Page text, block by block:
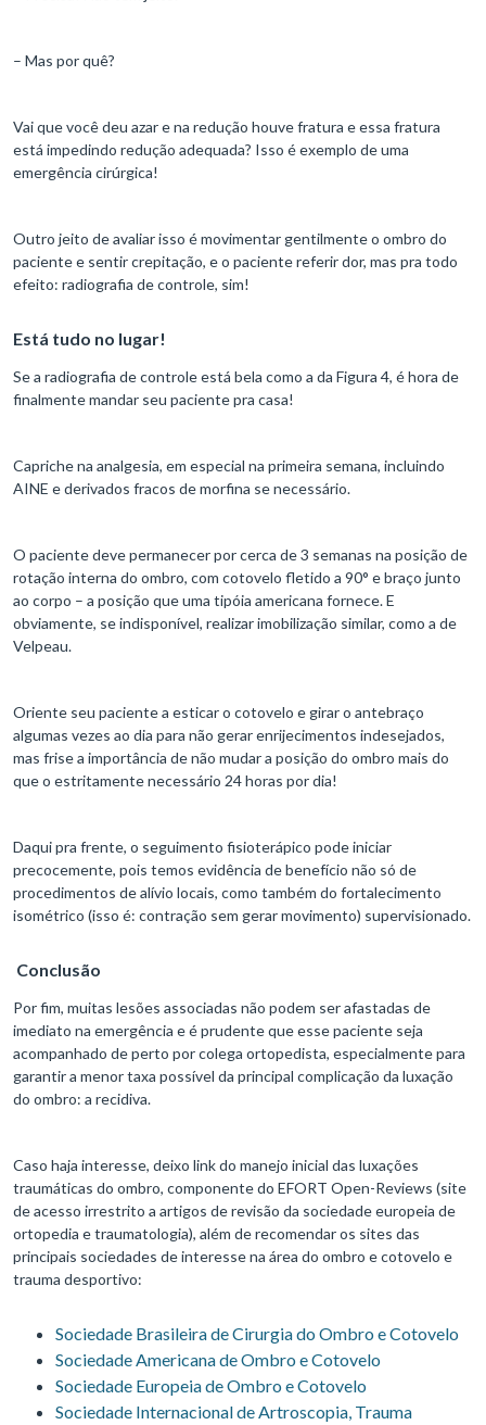
– Mas por quê?
Vai que você deu azar e na redução houve fratura e essa fratura
está impedindo redução adequada? Isso é exemplo de uma
emergência cirúrgica!
Outro jeito de avaliar isso é movimentar gentilmente o ombro do
paciente e sentir crepitação, e o paciente referir dor, mas pra todo
efeito: radiografia de controle, sim!
Está tudo no lugar!
Se a radiografia de controle está bela como a da Figura 4, é hora de
finalmente mandar seu paciente pra casa!
Capriche na analgesia, em especial na primeira semana, incluindo
AINE e derivados fracos de morfina se necessário.
O paciente deve permanecer por cerca de 3 semanas na posição de
rotação interna do ombro, com cotovelo fletido a 90° e braço junto
ao corpo – a posição que uma tipóia americana fornece. E
obviamente, se indisponível, realizar imobilização similar, como a de
Velpeau.
Oriente seu paciente a esticar o cotovelo e girar o antebraço
algumas vezes ao dia para não gerar enrijecimentos indesejados,
mas frise a importância de não mudar a posição do ombro mais do
que o estritamente necessário 24 horas por dia!
Daqui pra frente, o seguimento fisioterápico pode iniciar
precocemente, pois temos evidência de benefício não só de
procedimentos de alívio locais, como também do fortalecimento
isométrico (isso é: contração sem gerar movimento) supervisionado.
Conclusão
Por fim, muitas lesões associadas não podem ser afastadas de
imediato na emergência e é prudente que esse paciente seja
acompanhado de perto por colega ortopedista, especialmente para
garantir a menor taxa possível da principal complicação da luxação
do ombro: a recidiva.
Caso haja interesse, deixo link do manejo inicial das luxações
traumáticas do ombro, componente do EFORT Open-Reviews (site
de acesso irrestrito a artigos de revisão da sociedade europeia de
ortopedia e traumatologia), além de recomendar os sites das
principais sociedades de interesse na área do ombro e cotovelo e
trauma desportivo:
Sociedade Brasileira de Cirurgia do Ombro e Cotovelo
Sociedade Americana de Ombro e Cotovelo
Sociedade Europeia de Ombro e Cotovelo
Sociedade Internacional de Artroscopia, Trauma